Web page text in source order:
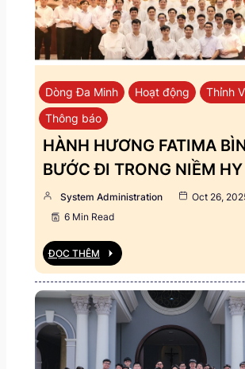
Dòng Đa Minh Hoạt động
Thỉnh
Thông báo
HÀNH HƯƠNG FATIMA
BƯỚC ĐI TRONG NIỀM
System Administration
Oct 26,
6 Min Read
ĐỌC THÊM